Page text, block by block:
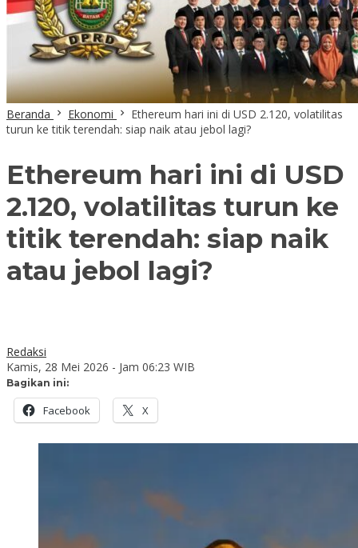
Beranda Ekonomi
Ethereum hari ini di USD 2.120, volatilitas
turun ke titik terendah: siap naik atau jebol lagi?
Ethereum hari ini di USD
2.120, volatilitas turun ke
titik terendah: siap naik
atau jebol lagi?
Redaksi
Kamis, 28 Mei 2026 - Jam 06:23 WIB
Bagikan ini:
Facebook X